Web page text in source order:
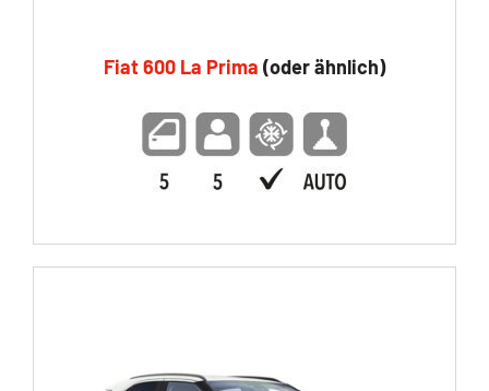
Fiat 600 La Prima (oder ähnlich)